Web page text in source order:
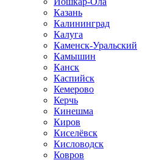
Казань
Калининград
Калуга
Каменск-Уральский
Камышин
Канск
Каспийск
Кемерово
Керчь
Кинешма
Киров
Киселёвск
Кисловодск
Ковров